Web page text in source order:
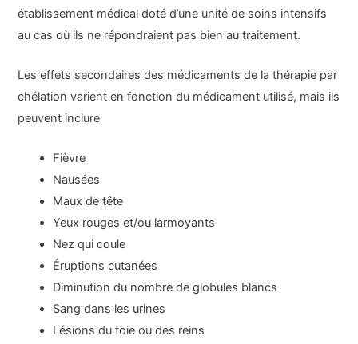
établissement médical doté d’une unité de soins intensifs
au cas où ils ne répondraient pas bien au traitement.
Les effets secondaires des médicaments de la thérapie par
chélation varient en fonction du médicament utilisé, mais ils
peuvent inclure
Fièvre
Nausées
Maux de tête
Yeux rouges et/ou larmoyants
Nez qui coule
Éruptions cutanées
Diminution du nombre de globules blancs
Sang dans les urines
Lésions du foie ou des reins